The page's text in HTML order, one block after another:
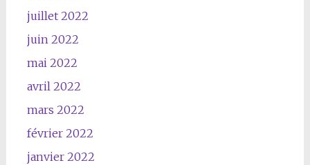
juillet 2022
juin 2022
mai 2022
avril 2022
mars 2022
février 2022
janvier 2022